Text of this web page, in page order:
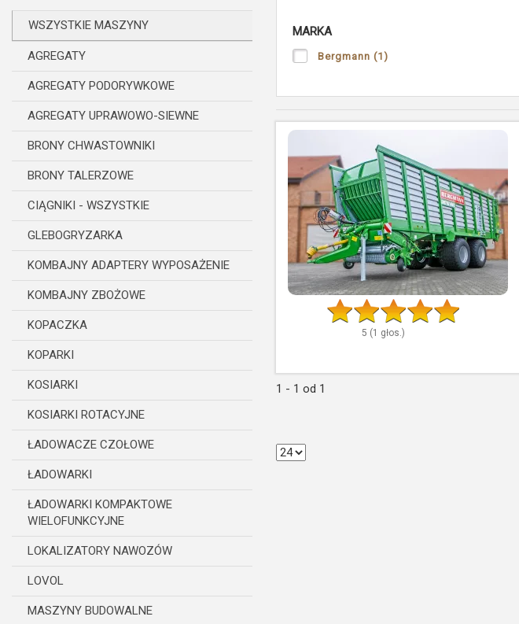
WSZYSTKIE MASZYNY
AGREGATY
AGREGATY PODORYWKOWE
AGREGATY UPRAWOWO-SIEWNE
BRONY CHWASTOWNIKI
BRONY TALERZOWE
CIĄGNIKI - WSZYSTKIE
GLEBOGRYZARKA
KOMBAJNY ADAPTERY WYPOSAŻENIE
KOMBAJNY ZBOŻOWE
KOPACZKA
KOPARKI
KOSIARKI
KOSIARKI ROTACYJNE
ŁADOWACZE CZOŁOWE
ŁADOWARKI
ŁADOWARKI KOMPAKTOWE
WIELOFUNKCYJNE
LOKALIZATORY NAWOZÓW
LOVOL
MASZYNY BUDOWALNE
MARKA
Bergmann (1)
5 (1 głos.)
1 - 1 od 1